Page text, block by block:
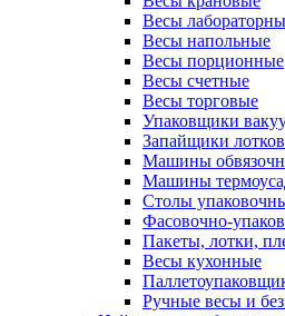
Весы
Весы напольные
Весы порционные
Весы счетные
Весы торговые
Упаковщики
Запайщики лотков
Машины
Машины
Столы
Фасовочно-
Пакеты, лотки,
Весы кухонные
Ручные весы и